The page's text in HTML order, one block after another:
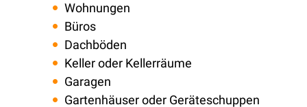
Wohnungen
Büros
Dachböden
Keller oder Kellerräume
Garagen
Gartenhäuser oder Geräteschuppen